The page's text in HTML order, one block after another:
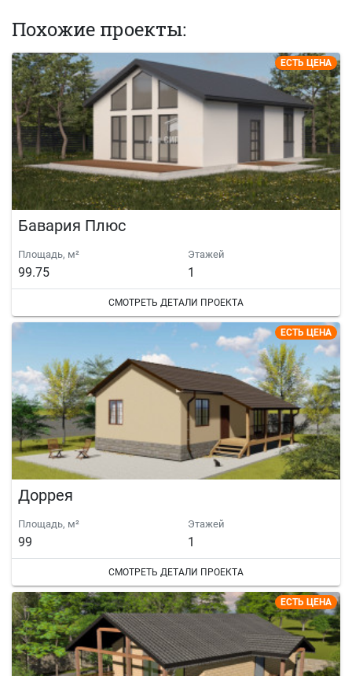
Похожие проекты:
ЕСТЬ ЦЕНА
Бавария Плюс
Площадь, м²
99.75
Этажей
1
СМОТРЕТЬ ДЕТАЛИ ПРОЕКТА
ЕСТЬ ЦЕНА
Доррея
Площадь, м²
99
Этажей
1
СМОТРЕТЬ ДЕТАЛИ ПРОЕКТА
ЕСТЬ ЦЕНА